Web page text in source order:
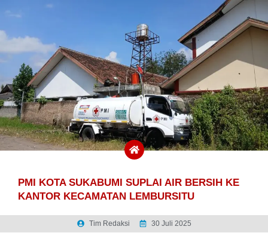
PMI KOTA SUKABUMI SUPLAI AIR BERSIH KE
KANTOR KECAMATAN LEMBURSITU
Tim Redaksi 30 Juli 2025